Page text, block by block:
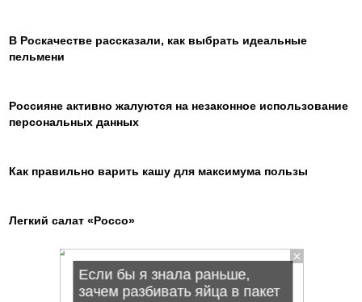
В Роскачестве рассказали, как выбрать идеальные
пельмени
Россияне активно жалуются на незаконное использование
персональных данных
Как правильно варить кашу для максимума пользы
Легкий салат «Россо»